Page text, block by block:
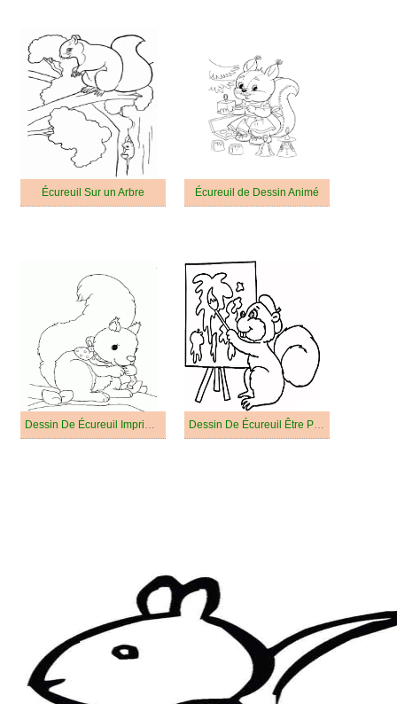
Écureuil Sur un Arbre Écureuil de Dessin Animé
Dessin De Écureuil Imprimable Gratuitement Dessin De Écureuil Être Peintre